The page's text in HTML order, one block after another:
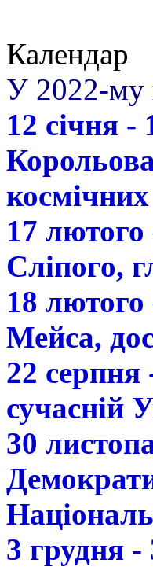
Календар
У 2022-му
12 січня -
17
Сліпого,
18
Мейса,
22 серпня
сучасній
30
3 грудня